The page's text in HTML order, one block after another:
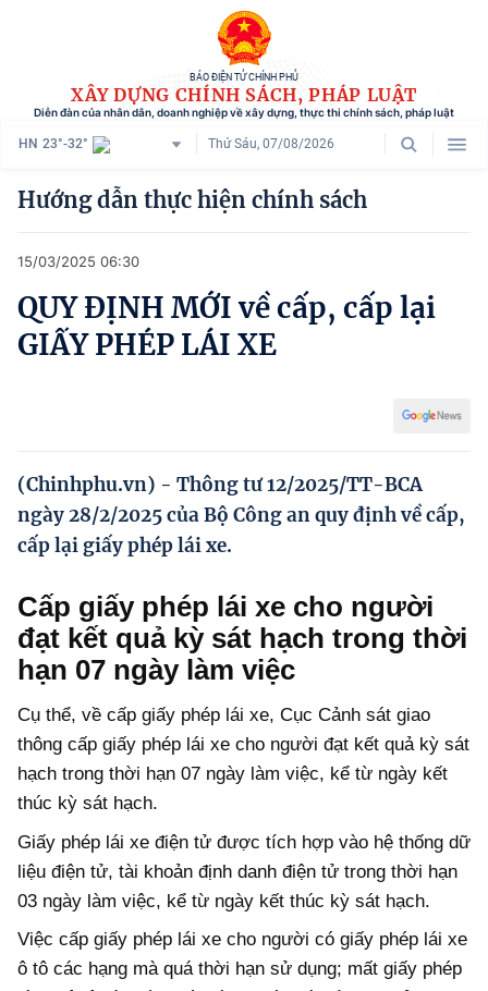
BÁO ĐIỆN TỬ CHÍNH PHỦ
XÂY DỰNG CHÍNH SÁCH, PHÁP LUẬT
Diễn đàn của nhân dân, doanh nghiệp về xây dựng, thực thi chính sách, pháp luật
HN 23°-32° Thứ Sáu, 07/08/2026
Danh mục
Tham vấn chính sách
Hướng dẫn thực hiện chính sách
Phát triển kinh tế tư nhân và doanh nghiệp dân tộc
Ocop và chuỗi giá trị Nông sản
Kinh tế tư nhân
Doanh nghiệp dân tộc
Khác
Video
Photo
Hướng dẫn thực hiện chính sách
15/03/2025 06:30
QUY ĐỊNH MỚI về cấp, cấp lại
GIẤY PHÉP LÁI XE
(Chinhphu.vn) - Thông tư 12/2025/TT-BCA
ngày 28/2/2025 của Bộ Công an quy định về cấp,
cấp lại giấy phép lái xe.
Cấp giấy phép lái xe cho người
đạt kết quả kỳ sát hạch trong thời
hạn 07 ngày làm việc
Cụ thể, về cấp giấy phép lái xe, Cục Cảnh sát giao
thông cấp giấy phép lái xe cho người đạt kết quả kỳ sát
hạch trong thời hạn 07 ngày làm việc, kể từ ngày kết
thúc kỳ sát hạch.
Giấy phép lái xe điện tử được tích hợp vào hệ thống dữ
liệu điện tử, tài khoản định danh điện tử trong thời hạn
03 ngày làm việc, kể từ ngày kết thúc kỳ sát hạch.
Việc cấp giấy phép lái xe cho người có giấy phép lái xe
ô tô các hạng mà quá thời hạn sử dụng; mất giấy phép